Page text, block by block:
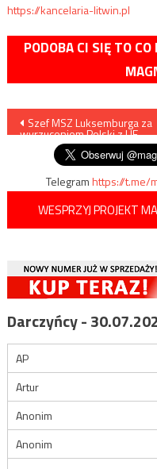
https://kancelaria-litwin.pl
PODOBA CI SIĘ TO
Nawigacja
wpisu
Szef MSZ Luksemburga za
wyrzuceniem Polski z UE
Telegramhttps://t.me/
WESPRZYJ PROJEKT
Darczyńcy -
AP
Artur
Anonim
Anonim